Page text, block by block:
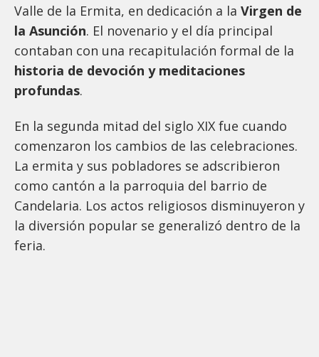
Valle de la Ermita, en dedicación a la Virgen de
la Asunción. El novenario y el día principal
contaban con una recapitulación formal de la
historia de devoción y meditaciones
profundas.
En la segunda mitad del siglo XIX fue cuando
comenzaron los cambios de las celebraciones.
La ermita y sus pobladores se adscribieron
como cantón a la parroquia del barrio de
Candelaria. Los actos religiosos disminuyeron y
la diversión popular se generalizó dentro de la
feria.